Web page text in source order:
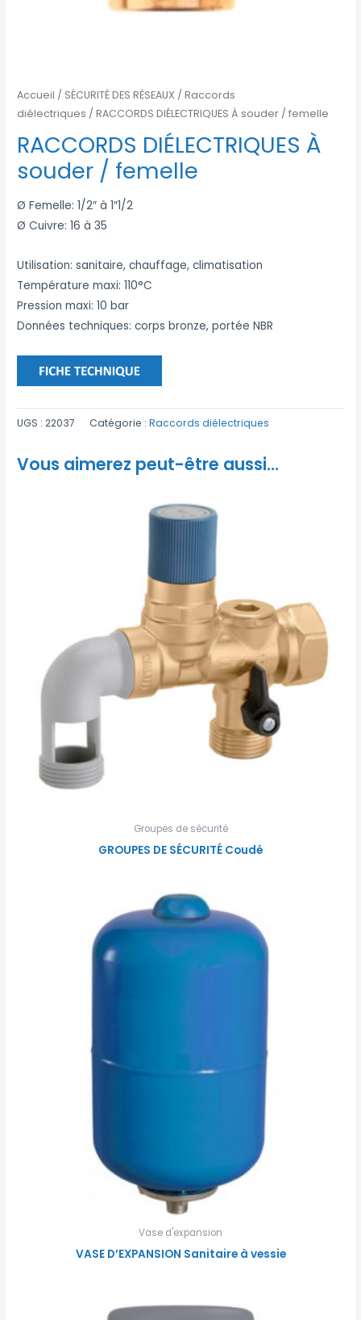
Accueil / SÉCURITÉ DES RÉSEAUX /Raccords
diélectriques / RACCORDS DIÉLECTRIQUES À souder / femelle
RACCORDS DIÉLECTRIQUES À
souder / femelle
Ø Femelle: 1/2″ à 1″1/2
Ø Cuivre: 16 à 35
Utilisation: sanitaire, chauffage, climatisation
Température maxi: 110°C
Pression maxi: 10 bar
Données techniques: corps bronze, portée NBR
UGS :22037 Catégorie :Raccords diélectriques
Vous aimerez peut-être aussi…
Groupes de sécurité
GROUPES DE SÉCURITÉ Coudé
Vase d'expansion
VASE D’EXPANSION Sanitaire à vessie